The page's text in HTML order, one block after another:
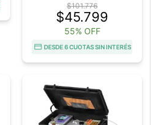
$101.776
$45.799
55% OFF
DESDE 6 CUOTAS SIN INTERÉS